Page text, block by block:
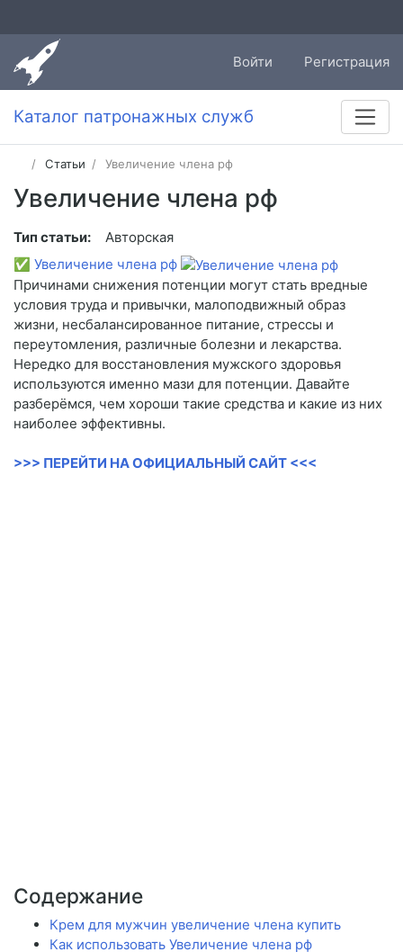
Войти Регистрация
Каталог патронажных служб
Статьи Увеличение члена рф
Увеличение члена рф
Тип статьи:
Авторская
✅ Увеличение члена рф
Причинами снижения потенции могут стать вредные
условия труда и привычки, малоподвижный образ
жизни, несбалансированное питание, стрессы и
переутомления, различные болезни и лекарства.
Нередко для восстановления мужского здоровья
используются именно мази для потенции. Давайте
разберёмся, чем хороши такие средства и какие из них
наиболее эффективны.
>>> ПЕРЕЙТИ НА ОФИЦИАЛЬНЫЙ САЙТ <<<
Содержание
Крем для мужчин увеличение члена купить
Как использовать Увеличение члена рф